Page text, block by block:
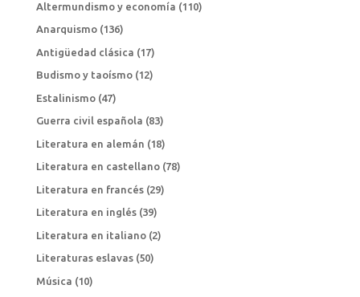
Altermundismo y economía (110)
Anarquismo(136)
Antigüedad clásica (17)
Budismo y taoísmo(12)
Estalinismo(47)
Guerra civil española (83)
Literatura en alemán (18)
Literatura en castellano(78)
Literatura en francés(29)
Literatura en inglés(39)
Literatura en italiano(2)
Literaturas eslavas(50)
Música (10)